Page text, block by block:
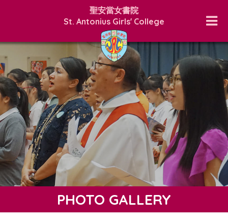
聖安當女書院
St. Antonius Girls' College
PHOTO GALLERY